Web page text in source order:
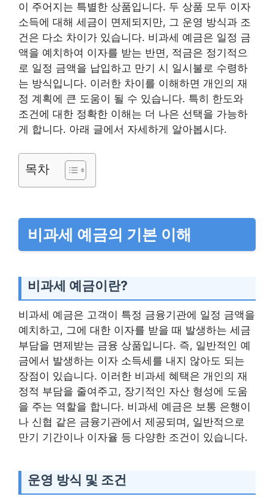
이 주어지는 특별한 상품입니다. 두 상품 모두 이자
소득에 대해 세금이 면제되지만, 그 운영 방식과 조
건은 다소 차이가 있습니다. 비과세 예금은 일정 금
액을 예치하여 이자를 받는 반면, 적금은 정기적으
로 일정 금액을 납입하고 만기 시 일시불로 수령하
는 방식입니다. 이러한 차이를 이해하면 개인의 재
정 계획에 큰 도움이 될 수 있습니다. 특히 한도와
조건에 대한 정확한 이해는 더 나은 선택을 가능하
게 합니다. 아래 글에서 자세하게 알아봅시다.
목차
비과세 예금의 기본 이해
비과세 예금이란?
비과세 예금은 고객이 특정 금융기관에 일정 금액을
예치하고, 그에 대한 이자를 받을 때 발생하는 세금
부담을 면제받는 금융 상품입니다. 즉, 일반적인 예
금에서 발생하는 이자 소득세를 내지 않아도 되는
장점이 있습니다. 이러한 비과세 혜택은 개인의 재
정적 부담을 줄여주고, 장기적인 자산 형성에 도움
을 주는 역할을 합니다. 비과세 예금은 보통 은행이
나 신협 같은 금융기관에서 제공되며, 일반적으로
만기 기간이나 이자율 등 다양한 조건이 있습니다.
운영 방식 및 조건